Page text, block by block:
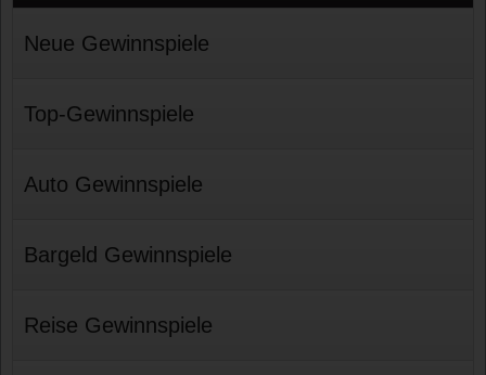
Neue Gewinnspiele
Top-Gewinnspiele
Auto Gewinnspiele
Bargeld Gewinnspiele
Reise Gewinnspiele